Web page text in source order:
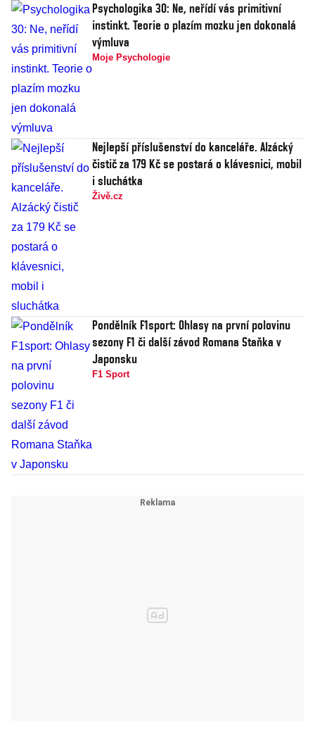
Psychologika 30: Ne, neřídí vás primitivní
instinkt. Teorie o plazím mozku jen dokonalá
výmluva
Moje Psychologie
Nejlepší příslušenství do kanceláře. Alzácký
čistič za 179 Kč se postará o klávesnici, mobil
i sluchátka
Živě.cz
Pondělník F1sport: Ohlasy na první polovinu
sezony F1 či další závod Romana Staňka v
Japonsku
F1 Sport